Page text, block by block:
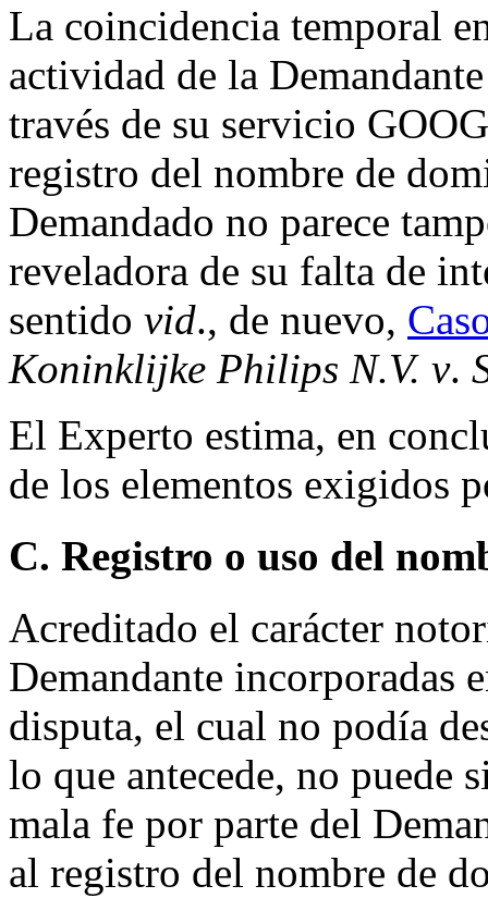
La coincidencia temporal
actividad de la
través de su servicio
registro del nombre de
Demandado no parece
reveladora de su falta de
sentido vid., de nuevo,
Koninklijke Philips N.V. v.
El Experto estima, en
de los elementos exigidos
C. Registro o uso del
Acreditado el carácter
Demandante incorporadas
disputa, el cual no podía
lo que antecede, no puede
mala fe por parte del
al registro del nombre de